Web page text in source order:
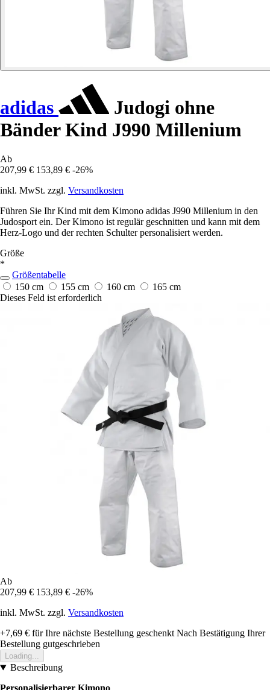
adidas
Judogi ohne
Bänder Kind J990 Millenium
Ab
207,99 € 153,89 € -26%
inkl. MwSt. zzgl. Versandkosten
Führen Sie Ihr Kind mit dem Kimono adidas J990 Millenium in den
Judosport ein. Der Kimono ist regulär geschnitten und kann mit dem
Herz-Logo und der rechten Schulter personalisiert werden.
Größe
*
Größentabelle
150 cm
155 cm 160 cm
165 cm
Dieses Feld ist erforderlich
Ab
207,99 € 153,89 € -26%
inkl. MwSt. zzgl. Versandkosten
+7,69 € für Ihre nächste Bestellung geschenkt Nach Bestätigung Ihrer
Bestellung gutgeschrieben
Loading...
Beschreibung